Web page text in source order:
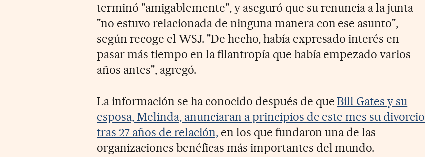
terminó "amigablemente", y aseguró que su renuncia a la junta
"no estuvo relacionada de ninguna manera con ese asunto",
según recoge el WSJ. "De hecho, había expresado interés en
pasar más tiempo en la filantropía que había empezado varios
años antes", agregó.
La información se ha conocido después de queBill Gates y su
esposa, Melinda, anunciaran a principios de este mes su divorcio
tras 27 años de relación, en los que fundaron una de las
organizaciones benéficas más importantes del mundo.